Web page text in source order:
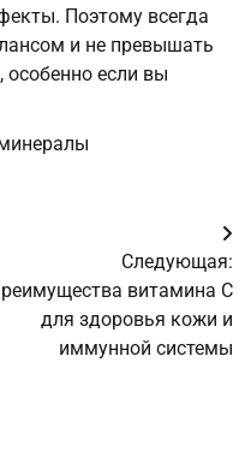
Поэтому всегда
и не превышать
если вы
Следующая:
витамина C
для здоровья кожи и
иммунной системы